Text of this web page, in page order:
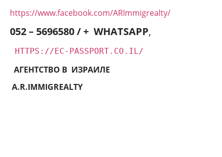
https://www.facebook.com/ARImmigrealty/
052 – 5696580 / + WHATSAPP,
HTTPS://EC-PASSPORT.CO.IL/
АГЕНТСТВО В ИЗРАИЛЕ
A.R.IMMIGREALTY